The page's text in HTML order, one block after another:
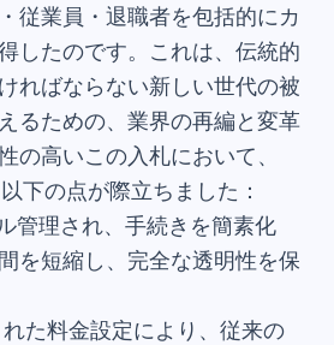
従業員・退職者を包括的にカ
したのです。これは、伝統的
ればならない新しい世代の被
るための、業界の再編と変革
の高いこの入札において、
下の点が際立ちました：
管理され、手続きを簡素化
を短縮し、完全な透明性を保
た料金設定により、従来の